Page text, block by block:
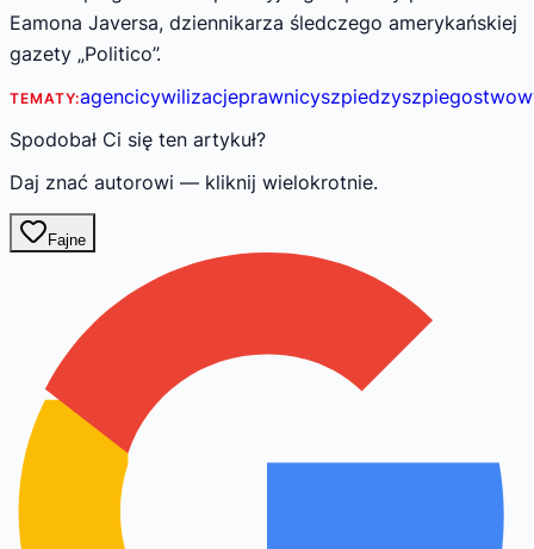
Eamona Javersa, dziennikarza śledczego amerykańskiej
gazety „Politico”.
TEMATY:agencicywilizacjeprawnicyszpiedzyszpiegostwo
Spodobał Ci się ten artykuł?
Daj znać autorowi — kliknij wielokrotnie.
Fajne